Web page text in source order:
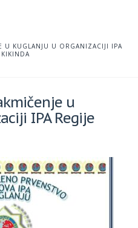
U KUGLANJU U ORGANIZACIJI IPA
KIKINDA
u
IPA Regije